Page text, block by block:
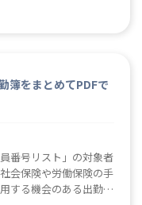
簿をまとめてPDFで
番号リスト」の対象者
する機会のある出勤簿